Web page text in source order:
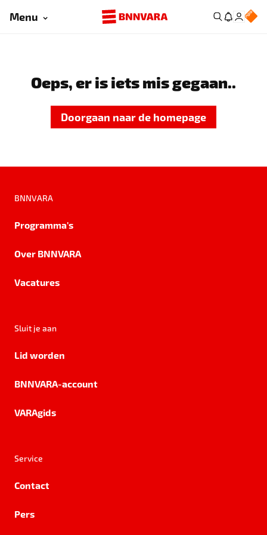
Menu
Oeps, er is iets mis gegaan..
Doorgaan naar de homepage
BNNVARA
Programma's
Over BNNVARA
Vacatures
Sluit je aan
Lid worden
BNNVARA-account
VARAgids
Service
Contact
Pers